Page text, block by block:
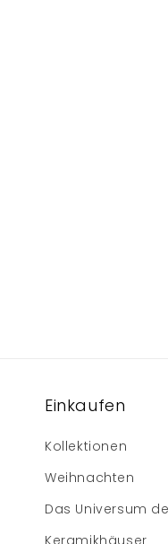
Einkaufen
Kollektionen
Weihnachten
Das Universum
Keramikhäuser